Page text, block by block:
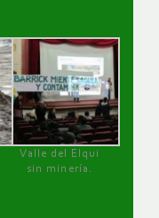
Valle del Elqui
sin minería.